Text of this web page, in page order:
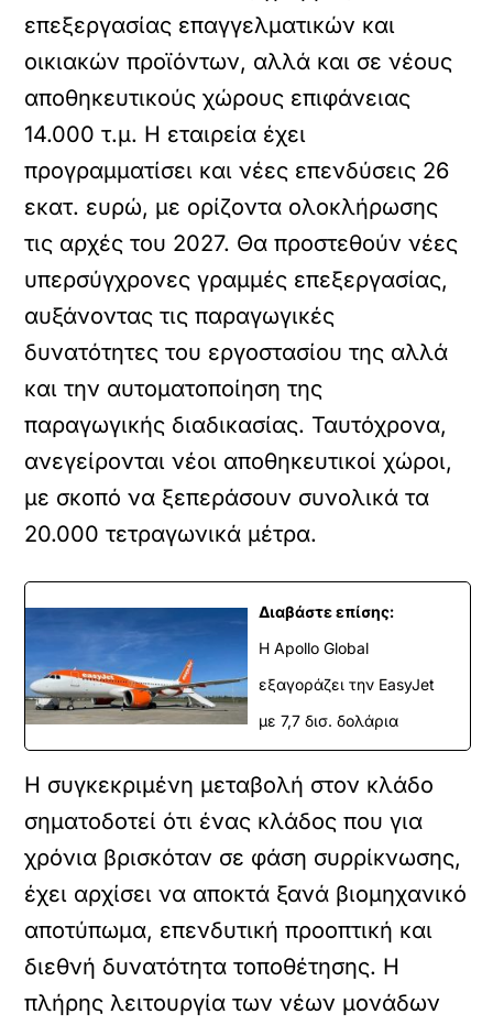
επεξεργασίας επαγγελματικών και
οικιακών προϊόντων, αλλά και σε νέους
αποθηκευτικούς χώρους επιφάνειας
14.000 τ.μ. H εταιρεία έχει
προγραμματίσει και νέες επενδύσεις 26
εκατ. ευρώ, με ορίζοντα ολοκλήρωσης
τις αρχές του 2027. Θα προστεθούν νέες
υπερσύγχρονες γραμμές επεξεργασίας,
αυξάνοντας τις παραγωγικές
δυνατότητες του εργοστασίου της αλλά
και την αυτοματοποίηση της
παραγωγικής διαδικασίας. Ταυτόχρονα,
ανεγείρονται νέοι αποθηκευτικοί χώροι,
με σκοπό να ξεπεράσουν συνολικά τα
20.000 τετραγωνικά μέτρα.
Διαβάστε επίσης:
Η Apollo Global
εξαγοράζει την EasyJet
με 7,7 δισ. δολάρια
Η συγκεκριμένη μεταβολή στον κλάδο
σηματοδοτεί ότι ένας κλάδος που για
χρόνια βρισκόταν σε φάση συρρίκνωσης,
έχει αρχίσει να αποκτά ξανά βιομηχανικό
αποτύπωμα, επενδυτική προοπτική και
διεθνή δυνατότητα τοποθέτησης. Η
πλήρης λειτουργία των νέων μονάδων